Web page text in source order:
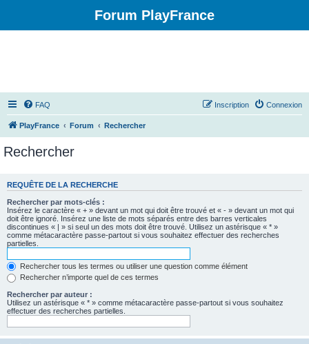
Forum PlayFrance
FAQ Connexion
Inscription
PlayFrance Forum Rechercher
Rechercher
REQUÊTE DE LA RECHERCHE
Rechercher par mots-clés :
Insérez le caractère « + » devant un mot qui doit être trouvé et « - » devant un mot qui
doit être ignoré. Insérez une liste de mots séparés entre des barres verticales
discontinues « | » si seul un des mots doit être trouvé. Utilisez un astérisque « * »
comme métacaractère passe-partout si vous souhaitez effectuer des recherches
partielles.
Rechercher tous les termes ou utiliser une question comme élément
Rechercher n’importe quel de ces termes
Rechercher par auteur :
Utilisez un astérisque « * » comme métacaractère passe-partout si vous souhaitez
effectuer des recherches partielles.